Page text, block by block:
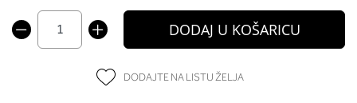
DODAJ U KOŠARICU
DODAJTE NA LISTU ŽELJA